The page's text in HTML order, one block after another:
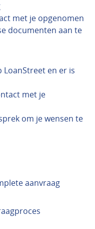
met je opgenomen
documenten aan te
LoanStreet en er is
met je
om je wensen te
aanvraag